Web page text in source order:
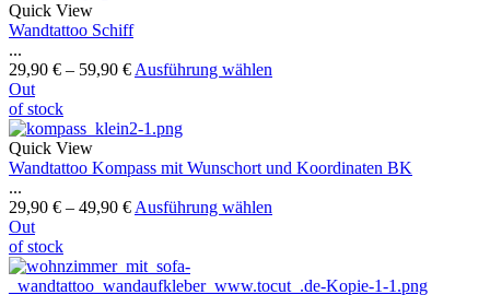
Quick View
Wandtattoo Schiff
...
29,90 € – 59,90 € Ausführung wählen
Out
of stock
Quick View
Wandtattoo Kompass mit Wunschort und Koordinaten BK
...
29,90 € – 49,90 € Ausführung wählen
Out
of stock